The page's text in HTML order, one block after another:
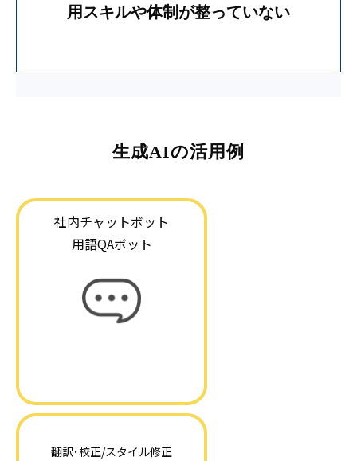
用スキルや体制が整っていない
生成AIの活用例
社内チャットボット
用語QAボット
翻訳･校正/スタイル修正